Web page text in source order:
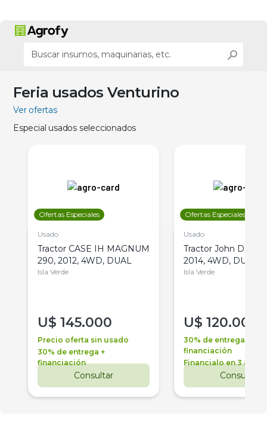
Feria usados Venturino
Ver ofertas
Especial usados seleccionados
Ofertas Especiales
Usado
Tractor CASE IH MAGNUM
290, 2012, 4WD, DUAL
Isla Verde
U$ 145.000
Precio oferta sin usado
30% de entrega +
financiación
Consultar
Ofertas Especiales
Usado
Tractor John Deere
2014, 4WD, DUAL
Isla Verde
U$ 120.000
30% de entrega +
financiación
Financialo en 3 años
Consultar